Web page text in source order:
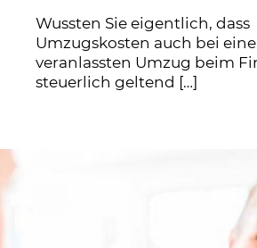
Wussten Sie eigentlich, dass
Umzugskosten auch bei
veranlassten Umzug beim
steuerlich geltend […]